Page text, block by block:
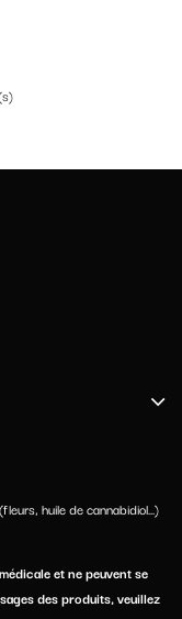
(fleurs, huile de cannabidiol...)
et ne peuvent se
des produits, veuillez